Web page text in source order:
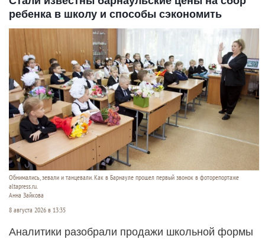
ребенка в школу и способы сэкономить
Обнимались, зевали и танцевали. Как в Барнауле прошел первый звонок в фоторепортаже
altapress.ru.
Анна Зайкова
8 августа 2026 в 13:35
Аналитики разобрали продажи школьной формы